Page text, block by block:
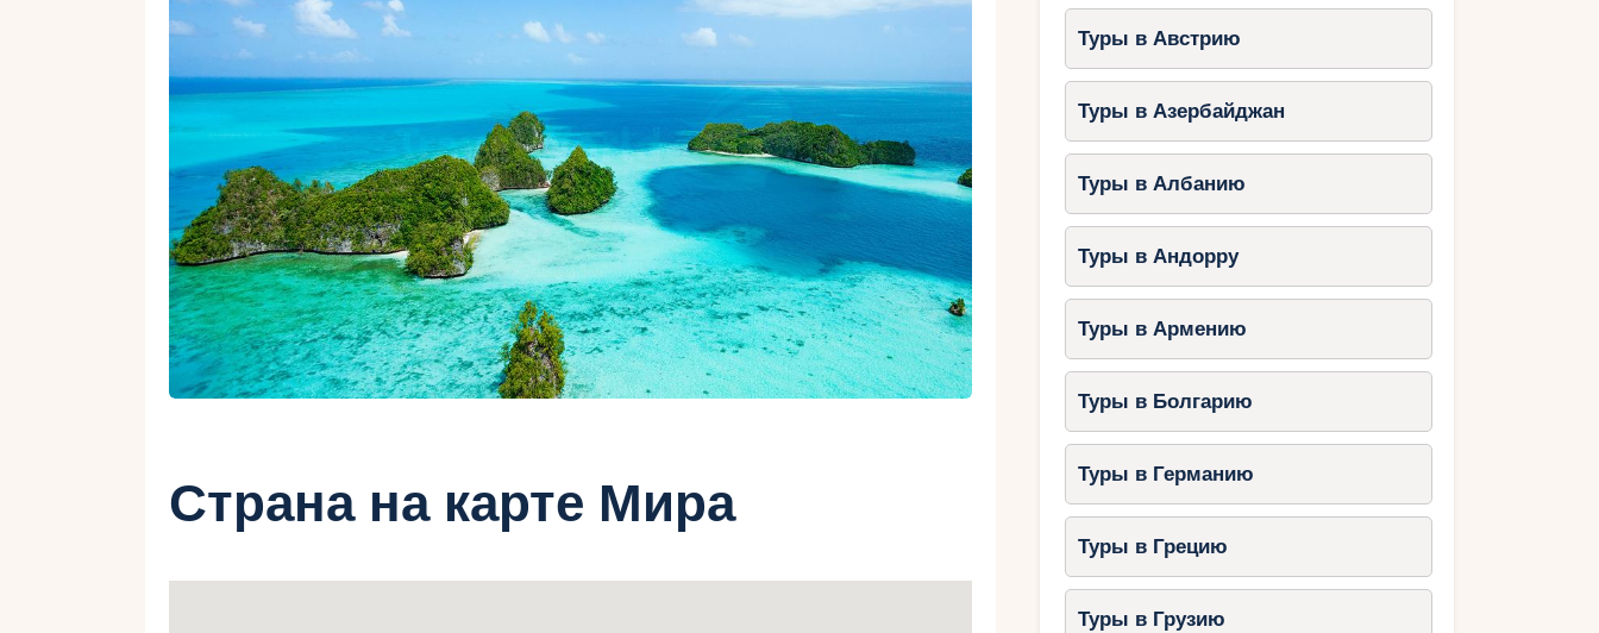
Ру
Страна на карте Мира
Туры в Австрию
Туры в Азербайджан
Туры в Албанию
Туры в Андорру
Туры в Армению
Туры в Болгарию
Туры в Германию
Туры в Грецию
Туры в Грузию